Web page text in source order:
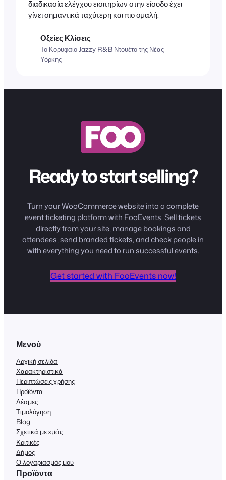
διαδικασία ελέγχου εισιτηρίων στην είσοδο έχει
γίνει σημαντικά ταχύτερη και πιο ομαλή.
Οξείες Κλίσεις
Το Κορυφαίο Jazzy R&B Ντουέτο της Νέας
Υόρκης
Ready to start selling?
Turn your WooCommerce website into a complete
event ticketing platform with FooEvents. Sell tickets
directly from your site, manage bookings and
attendees, send branded tickets, and check people in
with everything you need to run successful events.
Get started with FooEvents now!
Μενού
Αρχική σελίδα
Χαρακτηριστικά
Περιπτώσεις χρήσης
Προϊόντα
Δέσμες
Τιμολόγηση
Blog
Σχετικά με εμάς
Κριτικές
Δήμος
Ο λογαριασμός μου
Προϊόντα